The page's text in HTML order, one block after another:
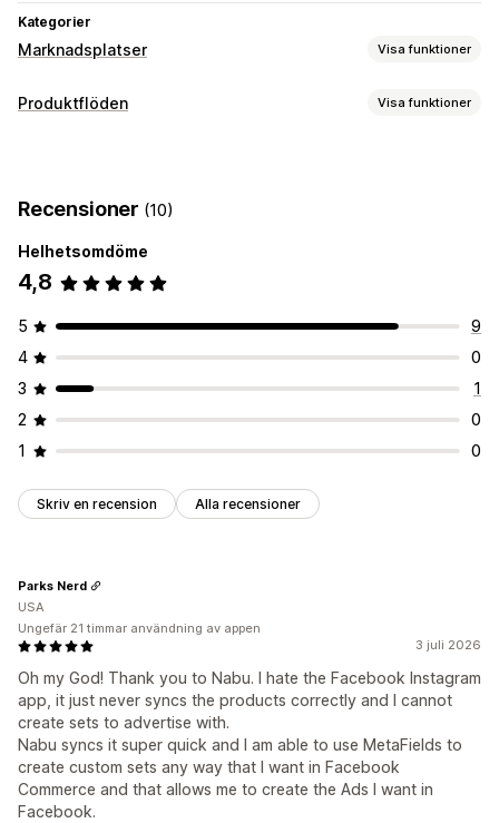
Kategorier
Marknadsplatser Visa funktioner
Hantering av listning
Anpassade listningar
Produktflöden Visa funktioner
Lokaliserade flöden
Variantsynkronisering
Flödeshantering
Lagersupport
Recensioner (10)
Helhetsomdöme
4,8
5
9
4
0
3
1
2
0
1
0
Skriv en recension Alla recensioner
3 juli 2026
Oh my God! Thank you to Nabu. I hate the Facebook Instagram
app, it just never syncs the products correctly and I cannot
create sets to advertise with.
Nabu syncs it super quick and I am able to use MetaFields to
create custom sets any way that I want in Facebook
Commerce and that allows me to create the Ads I want in
Facebook.
Parks Nerd
USA
Ungefär 21 timmar användning av appen